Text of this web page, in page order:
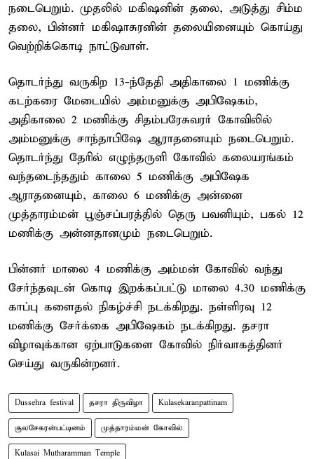
நடைபெறும். முதலில் மகிஷனின் தலை, அடுத்து சிம்ம
தலை, பின்னர் மகிஷாசுரனின் தலையினையும் கொய்து
வெற்றிக்கொடி நாட்டுவாள்.
தொடர்ந்து வருகிற 13-ந்தேதி அதிகாலை 1 மணிக்கு
கடற்கரை மேடையில் அம்மனுக்கு அபிஷேகம்,
அதிகாலை 2 மணிக்கு சிதம்பரேசுவரர் கோவிலில்
அம்மனுக்கு சாந்தாபிஷே ஆராதனையும் நடைபெறும்.
தொடர்ந்து தேரில் எழுந்தருளி கோவில் கலையரங்கம்
வந்தடைந்ததும் காலை 5 மணிக்கு அபிஷேக
ஆராதனையும், காலை 6 மணிக்கு அன்னை
முத்தாரம்மன் பூஞ்சப்பரத்தில் தெரு பவனியும், பகல் 12
மணிக்கு அன்னதானமும் நடைபெறும்.
பின்னர் மாலை 4 மணிக்கு அம்மன் கோவில் வந்து
சேர்ந்தவுடன் கொடி இறக்கப்பட்டு மாலை 4.30 மணிக்கு
காப்பு களைதல் நிகழ்ச்சி நடக்கிறது. நள்ளிரவு 12
மணிக்கு சேர்க்கை அபிஷேகம் நடக்கிறது. தசரா
விழாவுக்கான ஏற்பாடுகளை கோவில் நிர்வாகத்தினர்
செய்து வருகின்றனர்.
Dussehra festival தசரா திருவிழா Kulasekaranpattinam
குலசேகரன்பட்டினம் முத்தாரம்மன் கோவில்
Kulasai Mutharamman Temple